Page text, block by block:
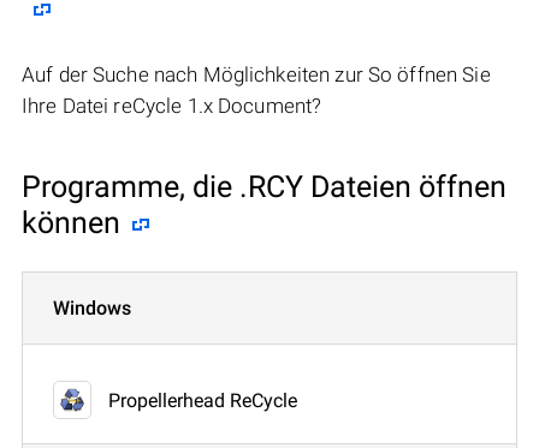
Auf der Suche nach Möglichkeiten zur So öffnen Sie
Ihre Datei reCycle 1.x Document?
Programme, die .RCY Dateien öffnen
können
Windows
Propellerhead ReCycle